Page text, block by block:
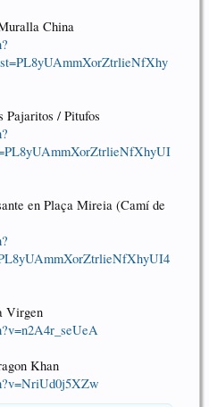
China
Pajaritos / Pitufos
en Plaça Mireia (Camí de
Virgen
Khan